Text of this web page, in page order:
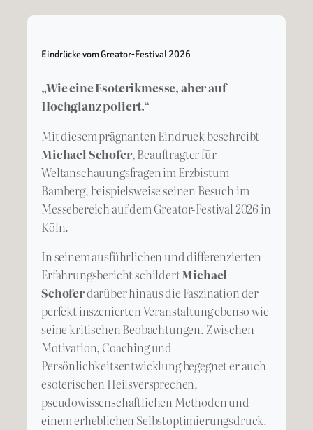
Eindrücke vom Greator-Festival 2026
„Wie eine Esoterikmesse, aber auf
Hochglanz poliert.“
Mit diesem prägnanten Eindruck beschreibt
Michael Schofer, Beauftragter für
Weltanschauungsfragen im Erzbistum
Bamberg, beispielsweise seinen Besuch im
Messebereich auf dem Greator-Festival 2026 in
Köln.
In seinem ausführlichen und differenzierten
Erfahrungsbericht schildertMichael
Schoferdarüber hinaus die Faszination der
perfekt inszenierten Veranstaltung ebenso wie
seine kritischen Beobachtungen. Zwischen
Motivation, Coaching und
Persönlichkeitsentwicklung begegnet er auch
esoterischen Heilsversprechen,
pseudowissenschaftlichen Methoden und
einem erheblichen Selbstoptimierungsdruck.